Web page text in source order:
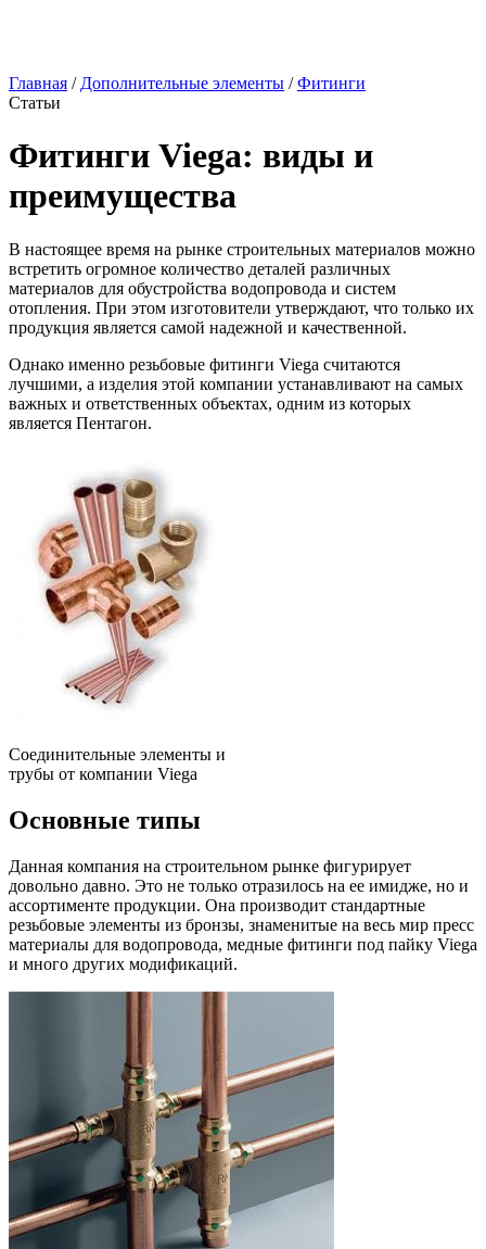
Главная / Дополнительные элементы /Фитинги
Статьи
Фитинги Viega: виды и
преимущества
В настоящее время на рынке строительных материалов можно
встретить огромное количество деталей различных
материалов для обустройства водопровода и систем
отопления. При этом изготовители утверждают, что только их
продукция является самой надежной и качественной.
Однако именно резьбовые фитинги Viega считаются
лучшими, а изделия этой компании устанавливают на самых
важных и ответственных объектах, одним из которых
является Пентагон.
Соединительные элементы и
трубы от компании Viega
Основные типы
Данная компания на строительном рынке фигурирует
довольно давно. Это не только отразилось на ее имидже, но и
ассортименте продукции. Она производит стандартные
резьбовые элементы из бронзы, знаменитые на весь мир пресс
материалы для водопровода, медные фитинги под пайку Viega
и много других модификаций.